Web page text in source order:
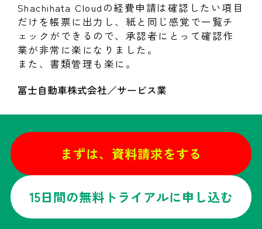
Shachihata Cloudの経費申請は確認したい項目
だけを帳票に出力し、紙と同じ感覚で一覧チ
ェックができるので、承認者にとって確認作
業が非常に楽になりました。
また、書類管理も楽に。
冨士自動車株式会社／サービス業
まずは、資料請求をする
15日間の無料トライアルに申し込む